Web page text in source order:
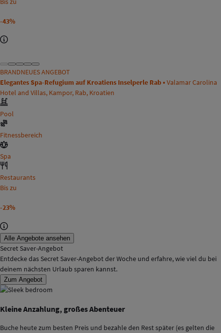
-43%
BRANDNEUES ANGEBOT
Elegantes Spa-Refugium auf Kroatiens Inselperle Rab • Valamar Carolina
Hotel and Villas, Kampor, Rab, Kroatien
Pool
Fitnessbereich
Spa
Restaurants
Bis zu
-23%
Alle Angebote ansehen
Secret Saver-Angebot
Entdecke das Secret Saver-Angebot der Woche und erfahre, wie viel du bei
deinem nächsten Urlaub sparen kannst.
Zum Angebot
Kleine Anzahlung, großes Abenteuer
Buche heute zum besten Preis und bezahle den Rest später (es gelten die